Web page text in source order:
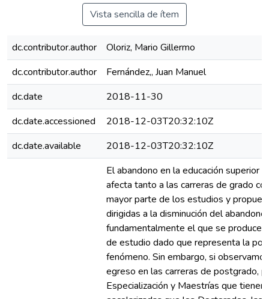
Vista sencilla de ítem
dc.contributor.author
Oloriz, Mario Gillermo
dc.contributor.author
Fernández,, Juan Manuel
dc.date
2018-11-30
dc.date.accessioned
2018-12-03T20:32:10Z
dc.date.available
2018-12-03T20:32:10Z
El abandono en la educación superior
afecta tanto a las carreras de grado
mayor parte de los estudios y
dirigidas a la disminución del
fundamentalmente el que se produce
de estudio dado que representa la
fenómeno. Sin embargo, si
egreso en las carreras de postgrado,
Especialización y Maestrías que